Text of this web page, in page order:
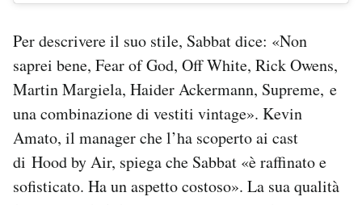
Per descrivere il suo stile, Sabbat dice: «Non
saprei bene, Fear of God, Off White, Rick Owens,
Martin Margiela, Haider Ackermann, Supreme, e
una combinazione di vestiti vintage». Kevin
Amato, il manager che l’ha scoperto ai cast
di Hood by Air, spiega che Sabbat «è raffinato e
sofisticato. Ha un aspetto costoso». La sua qualità